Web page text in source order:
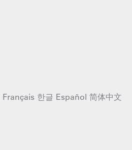
Français 한글 Español 简体中文